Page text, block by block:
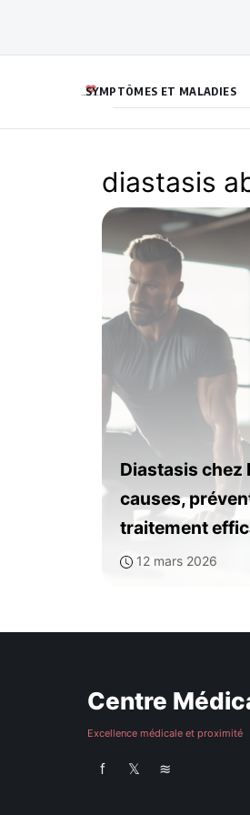
contenu
SYMPTÔMES ET MALADIES
diastasis
Diastasis chez
causes,
traitement
12 mars 2026
Centre
Excellence médicale et proximité
f 𝕏 ≋